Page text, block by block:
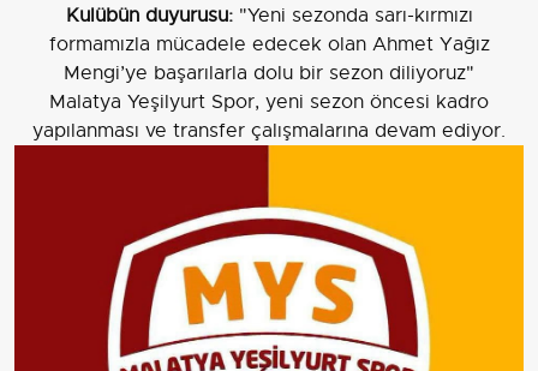
Kulübün duyurusu:"Yeni sezonda sarı-kırmızı
formamızla mücadele edecek olan Ahmet Yağız
Mengi’ye başarılarla dolu bir sezon diliyoruz"
Malatya Yeşilyurt Spor, yeni sezon öncesi kadro
yapılanması ve transfer çalışmalarına devam ediyor.